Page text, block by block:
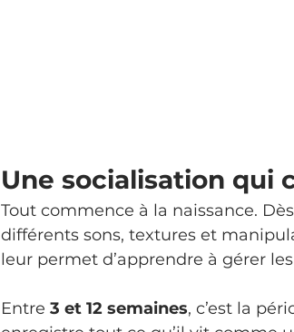
Une socialisation qui
Tout commence à la naissance.
différents sons, textures et
leur permet d’apprendre à gérer
Entre 3 et 12 semaines, c’est la